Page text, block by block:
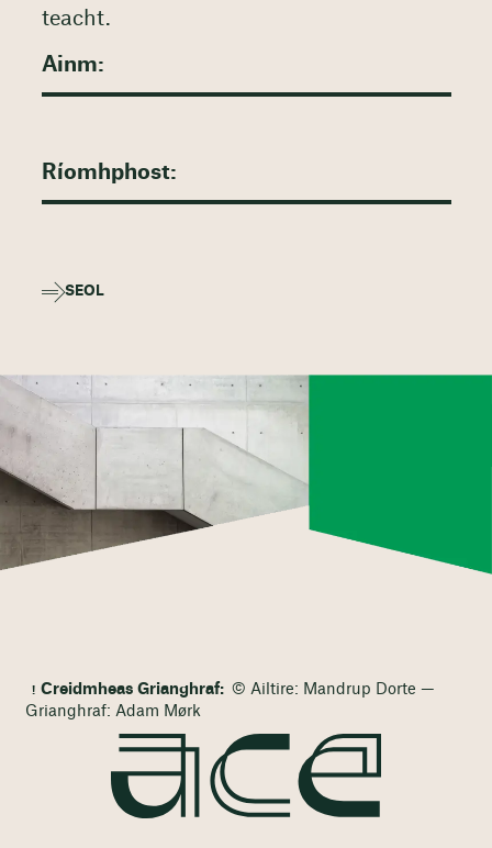
teacht.
SEOL
Creidmheas Grianghraf: © Ailtire: Mandrup Dorte —
Grianghraf: Adam Mørk